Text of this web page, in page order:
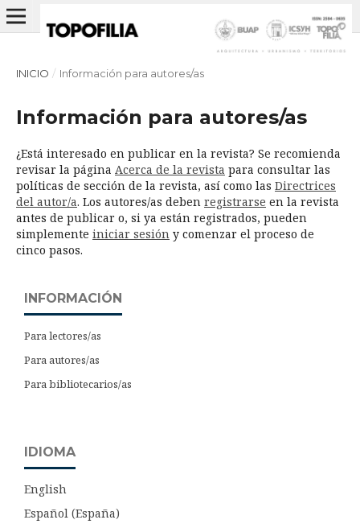
INICIO / Información para autores/as
Información para autores/as
¿Está interesado en publicar en la revista? Se recomienda
revisar la página Acerca de la revista para consultar las
políticas de sección de la revista, así como las Directrices
del autor/a. Los autores/as deben registrarse en la revista
antes de publicar o, si ya están registrados, pueden
simplemente iniciar sesión y comenzar el proceso de
cinco pasos.
INFORMACIÓN
Para lectores/as
Para autores/as
Para bibliotecarios/as
IDIOMA
English
Español (España)